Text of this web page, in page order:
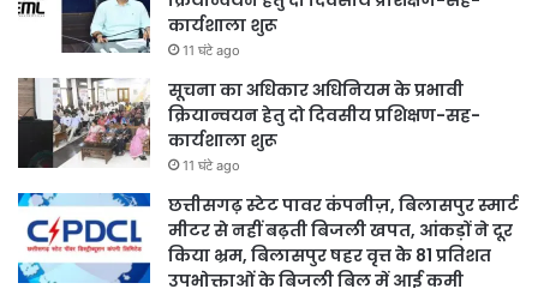
कार्यशाला शुरू
11 घंटे ago
सूचना का अधिकार अधिनियम के प्रभावी
क्रियान्वयन हेतु दो दिवसीय प्रशिक्षण-सह-
कार्यशाला शुरू
11 घंटे ago
छत्तीसगढ़ स्टेट पावर कंपनीज़, बिलासपुर स्मार्ट
मीटर से नहीं बढ़ती बिजली खपत, आंकड़ों ने दूर
किया भ्रम, बिलासपुर षहर वृत्त केे 81 प्रतिशत
उपभोक्ताओं के बिजली बिल में आई कमी